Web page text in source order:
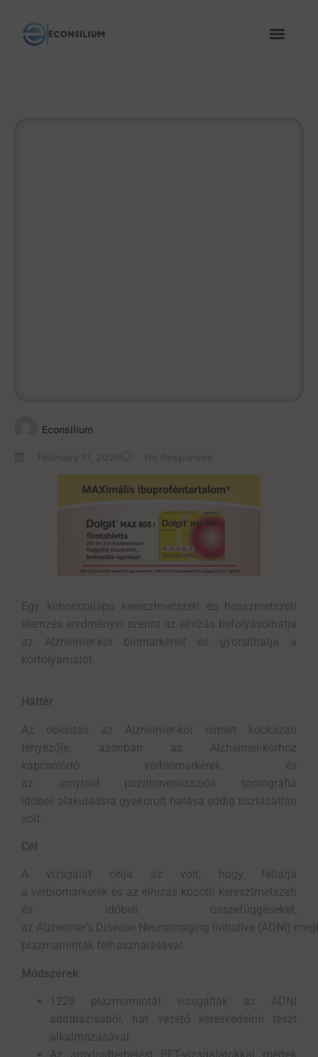
Econsilium
Egy kohorszalapú keresztmetszeti és hosszmetszeti
elemzés eredményei szerint az elhízás befolyásolhatja
az Alzheimer-kór biomarkereit és gyorsíthatja a
kórfolyamatot.
Háttér
Az obesitas az Alzheimer-kór ismert kockázati
tényezője, azonban az Alzheimer-kórhoz
kapcsolódó vérbiomarkerek és
az amyloid pozitronemissziós tomográfia
időbeli alakuláásra gyakorolt hatása eddig tisztázatlan
volt.
Cél
A vizsgálat célja az volt, hogy feltárja
a vérbiomarkerek és az elhízás közötti keresztmetszeti
és időbeli összefüggéseket,
az Alzheimer’s Disease Neuroimaging Initiative (ADNI)
plazmaminták felhasználásával.
Módszerek
1228 plazmamintát vizsgáltak az ADNI
adatbázisából, hat vezető kereskedelmi teszt
alkalmazásával.